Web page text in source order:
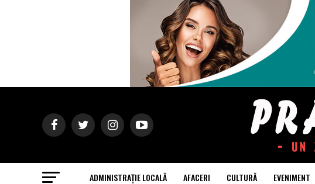
ADMINISTRAȚIE LOCALĂ AFACERI CULTURĂ EVENIMENT